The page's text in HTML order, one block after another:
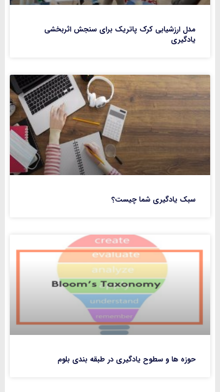
مدل ارزشیابی کرک پاتریک برای سنجش اثربخشی
یادگیری
سبک یادگیری شما چیست؟
حوزه ها و سطوح یادگیری در طبقه بندی بلوم